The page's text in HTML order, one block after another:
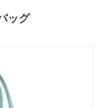
ッグ